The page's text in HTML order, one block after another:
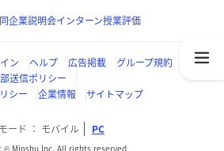
企業説明会インターン授業評価
ン ヘルプ 広告掲載
グループ規約
送信ポリシー
シー
企業情報 サイトマップ
ード モバイル PC
© Minshu Inc. All rights reserved.